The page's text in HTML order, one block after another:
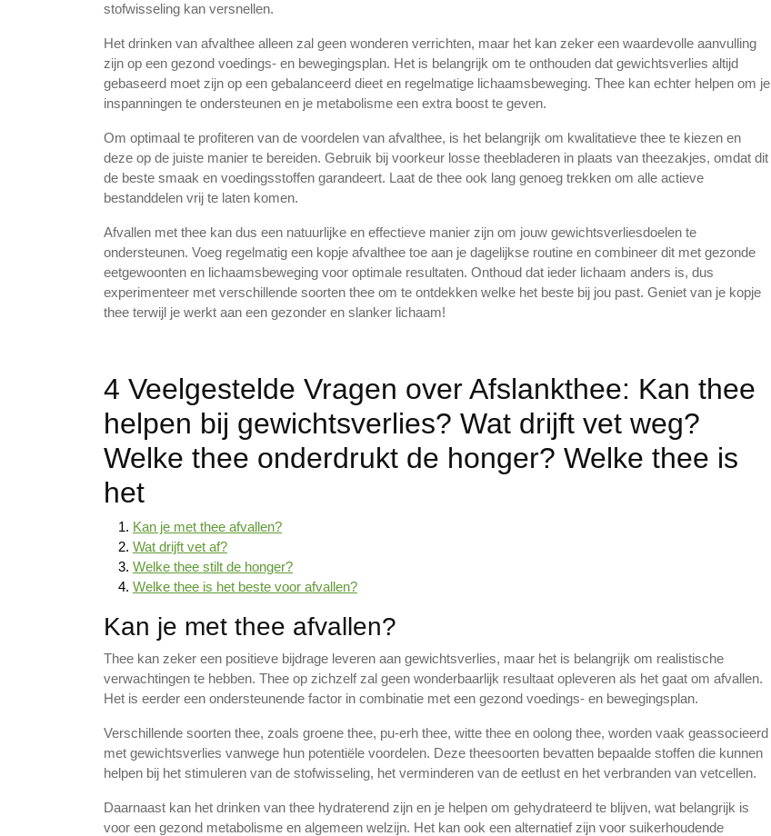
stofwisseling kan versnellen.
Het drinken van afvalthee alleen zal geen wonderen verrichten, maar het kan zeker een waardevolle aanvulling
zijn op een gezond voedings- en bewegingsplan. Het is belangrijk om te onthouden dat gewichtsverlies altijd
gebaseerd moet zijn op een gebalanceerd dieet en regelmatige lichaamsbeweging. Thee kan echter helpen om je
inspanningen te ondersteunen en je metabolisme een extra boost te geven.
Om optimaal te profiteren van de voordelen van afvalthee, is het belangrijk om kwalitatieve thee te kiezen en
deze op de juiste manier te bereiden. Gebruik bij voorkeur losse theebladeren in plaats van theezakjes, omdat dit
de beste smaak en voedingsstoffen garandeert. Laat de thee ook lang genoeg trekken om alle actieve
bestanddelen vrij te laten komen.
Afvallen met thee kan dus een natuurlijke en effectieve manier zijn om jouw gewichtsverliesdoelen te
ondersteunen. Voeg regelmatig een kopje afvalthee toe aan je dagelijkse routine en combineer dit met gezonde
eetgewoonten en lichaamsbeweging voor optimale resultaten. Onthoud dat ieder lichaam anders is, dus
experimenteer met verschillende soorten thee om te ontdekken welke het beste bij jou past. Geniet van je kopje
thee terwijl je werkt aan een gezonder en slanker lichaam!
4 Veelgestelde Vragen over Afslankthee: Kan thee
helpen bij gewichtsverlies? Wat drijft vet weg?
Welke thee onderdrukt de honger? Welke thee is
het
Kan je met thee afvallen?
Wat drijft vet af?
Welke thee stilt de honger?
Welke thee is het beste voor afvallen?
Kan je met thee afvallen?
Thee kan zeker een positieve bijdrage leveren aan gewichtsverlies, maar het is belangrijk om realistische
verwachtingen te hebben. Thee op zichzelf zal geen wonderbaarlijk resultaat opleveren als het gaat om afvallen.
Het is eerder een ondersteunende factor in combinatie met een gezond voedings- en bewegingsplan.
Verschillende soorten thee, zoals groene thee, pu-erh thee, witte thee en oolong thee, worden vaak geassocieerd
met gewichtsverlies vanwege hun potentiële voordelen. Deze theesoorten bevatten bepaalde stoffen die kunnen
helpen bij het stimuleren van de stofwisseling, het verminderen van de eetlust en het verbranden van vetcellen.
Daarnaast kan het drinken van thee hydraterend zijn en je helpen om gehydrateerd te blijven, wat belangrijk is
voor een gezond metabolisme en algemeen welzijn. Het kan ook een alternatief zijn voor suikerhoudende